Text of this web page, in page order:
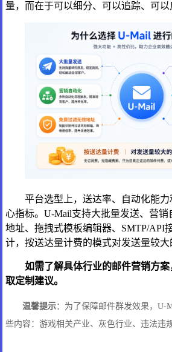
量，而在于可以细分、可以追踪、可以
平台选型上，送达率、自动化能
心指标。U-Mail支持大批量发送、营
地址、拖拽式模板编辑器、SMTP/API
计，按送达量计费的模式对发送量较大
如需了解具体行业的邮件营销方
取定制建议。
温馨提示：为了保障邮件群发效果，U-
些内容：游戏相关产业、灰色行业、违法违